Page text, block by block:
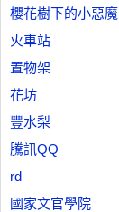
櫻花樹下的小惡魔
火車站
置物架
花坊
豐水梨
騰訊QQ
rd
國家文官學院